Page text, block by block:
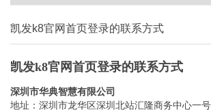
凯发k8官网首页登录的联系方式
凯发k8官网首页登录的联系方式
深圳市华典智慧有限公司
地址：深圳市龙华区深圳北站汇隆商务中心一